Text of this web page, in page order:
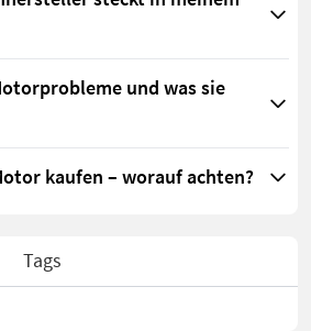
und was sie
kaufen – worauf achten?
Tags